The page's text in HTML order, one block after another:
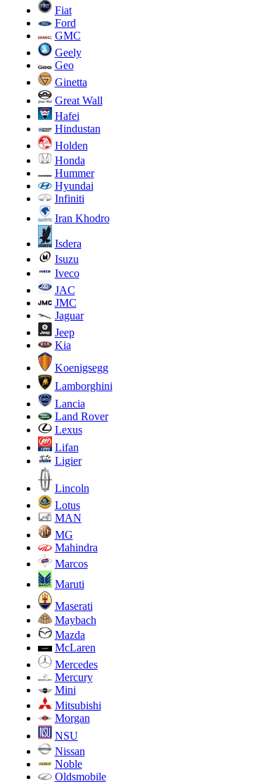
Fiat
Ford
GMC
Geely
Geo
Ginetta
Great Wall
Hafei
Hindustan
Holden
Honda
Hummer
Hyundai
Infiniti
Iran Khodro
Isdera
Isuzu
Iveco
JAC
JMC
Jaguar
Jeep
Kia
Koenigsegg
Lamborghini
Lancia
Land Rover
Lexus
Lifan
Ligier
Lincoln
Lotus
MAN
MG
Mahindra
Marcos
Maruti
Maserati
Maybach
Mazda
McLaren
Mercedes
Mercury
Mini
Mitsubishi
Morgan
NSU
Nissan
Noble
Oldsmobile